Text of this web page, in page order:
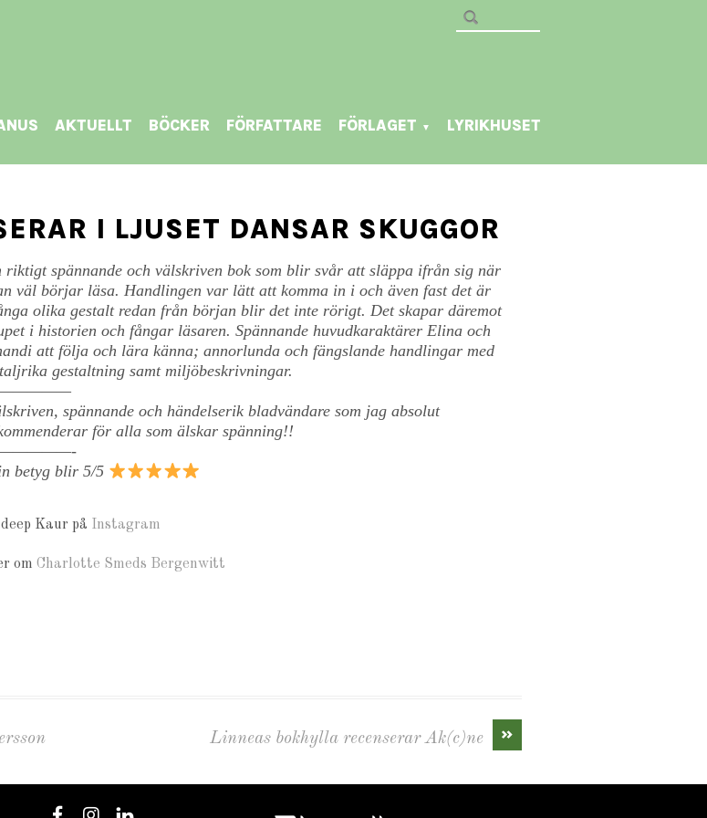
AKTUELLT BÖCKER FÖRFATTARE FÖRLAGET ▼ LYRIKHUSET
I LJUSET DANSAR SKUGGOR
riktigt spännande och välskriven bok som blir svår att släppa ifrån sig när
väl börjar läsa. Handlingen var lätt att komma in i och även fast det är
olika gestalt redan från början blir det inte rörigt. Det skapar däremot
i historien och fångar läsaren. Spännande huvudkaraktärer Elina och
att följa och lära känna; annorlunda och fängslande handlingar med
gestaltning samt miljöbeskrivningar.
spännande och händelserik bladvändare som jag absolut
för alla som älskar spänning!!
betyg blir 5/5
Kaur på Instagram
om Charlotte Smeds Bergenwitt
»
Linneas bokhylla recenserar Ak(c)ne